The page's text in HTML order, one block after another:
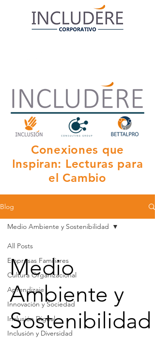
Conexiones que
Inspiran: Lecturas para
el Cambio
Blog
All Posts
Empresas Familiares
Cultura Organizacional
Aprendizaje
Innovación y Sociedad
Inclusión Digital
Inclusión y Diversidad
Medio Ambiente y Sostenibilidad
Medio
Ambiente y
Sostenibilidad